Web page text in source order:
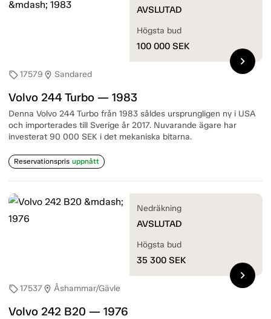
sell17579 location_on Sandared
Volvo 244 Turbo — 1983
Denna Volvo 244 Turbo från 1983 såldes ursprungligen ny i USA
och importerades till Sverige år 2017. Nuvarande ägare har
investerat 90 000 SEK i det mekaniska bitarna.
Reservationspris uppnått
AVSLUTAD
Högsta bud
100 000 SEK
chevron_right
sell17537location_on Åshammar/Gävle
Volvo 242 B20 — 1976
Nedräkning
AVSLUTAD
Högsta bud
35 300 SEK
chevron_right